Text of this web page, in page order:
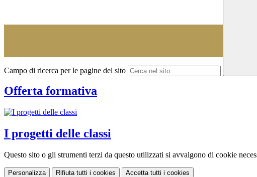
Campo di ricerca per le pagine del sito
Offerta formativa
I progetti delle classi
Questo sito o gli strumenti terzi da questo utilizzati si avvalgono di cookie
Personalizza Rifiuta tutti i cookies Accetta tutti i cookies